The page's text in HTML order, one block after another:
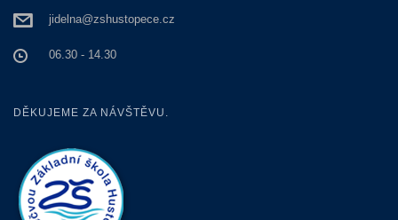
jidelna@zshustopece.cz
06.30 - 14.30
DĚKUJEME ZA NÁVŠTĚVU.